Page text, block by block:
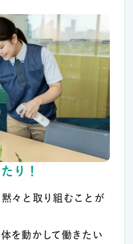
り！
々と取り組むことが
を動かして働きたい